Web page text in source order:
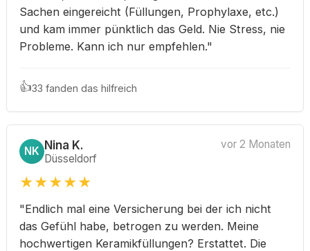
Sachen eingereicht (Füllungen, Prophylaxe, etc.)
und kam immer pünktlich das Geld. Nie Stress, nie
Probleme. Kann ich nur empfehlen."
👍33 fanden das hilfreich
NK Nina K.
Düsseldorf
vor 2 Monaten
★★★★★
"Endlich mal eine Versicherung bei der ich nicht
das Gefühl habe, betrogen zu werden. Meine
hochwertigen Keramikfüllungen? Erstattet. Die